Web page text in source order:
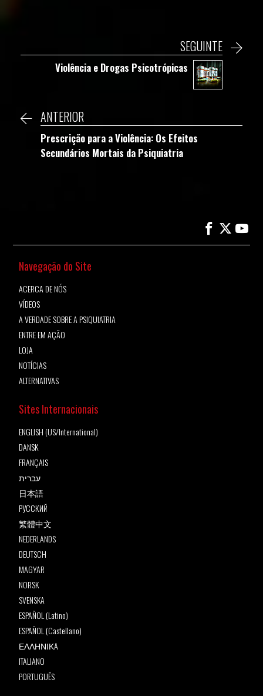
ANTERIOR
Prescrição para a Violência: Os Efeitos
Secundários Mortais da Psiquiatria
SEGUINTE
Violência e Drogas Psicotrópicas
Navegação do Site
ACERCA DE NÓS
VÍDEOS
A VERDADE SOBRE A PSIQUIATRIA
ENTRE EM AÇÃO
LOJA
NOTÍCIAS
ALTERNATIVAS
Sites Internacionais
ENGLISH (US/International)
DANSK
FRANÇAIS
עברית
日本語
РУССКИЙ
繁體中文
NEDERLANDS
DEUTSCH
MAGYAR
NORSK
SVENSKA
ESPAÑOL (Latino)
ESPAÑOL (Castellano)
ΕΛΛΗΝΙΚA
ITALIANO
PORTUGUÊS